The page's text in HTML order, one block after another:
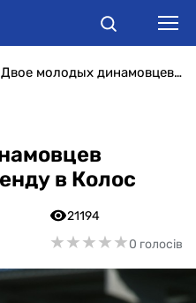
Двое молодых динамовцев отправились в аренду в Колос
в Колос
21194
★★★★★
★★★★★0 голосів